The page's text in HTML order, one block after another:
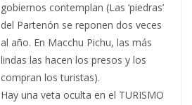
gobiernos contemplan (Las ‘piedras’
del Partenón se reponen dos veces
al año. En Macchu Pichu, las más
lindas las hacen los presos y los
compran los turistas).
Hay una veta oculta en el TURISMO